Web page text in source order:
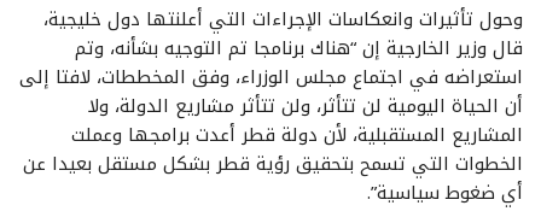
وحول تأثيرات وانعكاسات الإجراءات التي أعلنتها دول خليجية،
قال وزير الخارجية إن “هناك برنامجا تم التوجيه بشأنه، وتم
استعراضه في اجتماع مجلس الوزراء، وفق المخططات، لافتا إلى
أن الحياة اليومية لن تتأثر، ولن تتأثر مشاريع الدولة، ولا
المشاريع المستقبلية، لأن دولة قطر أعدت برامجها وعملت
الخطوات التي تسمح بتحقيق رؤية قطر بشكل مستقل بعيدا عن
أي ضغوط سياسية”.